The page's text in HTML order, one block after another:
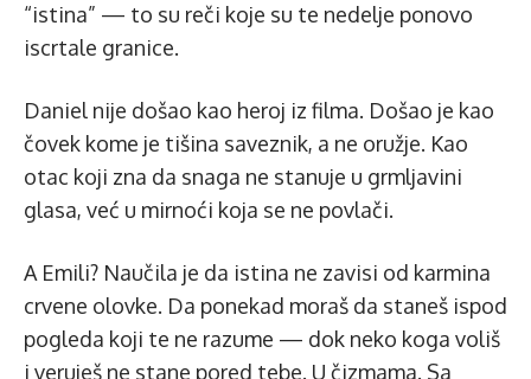
“istina” — to su reči koje su te nedelje ponovo
iscrtale granice.
Daniel nije došao kao heroj iz filma. Došao je kao
čovek kome je tišina saveznik, a ne oružje. Kao
otac koji zna da snaga ne stanuje u grmljavini
glasa, već u mirnoći koja se ne povlači.
A Emili? Naučila je da istina ne zavisi od karmina
crvene olovke. Da ponekad moraš da staneš ispod
pogleda koji te ne razume — dok neko koga voliš
i veruješ ne stane pored tebe. U čizmama. Sa